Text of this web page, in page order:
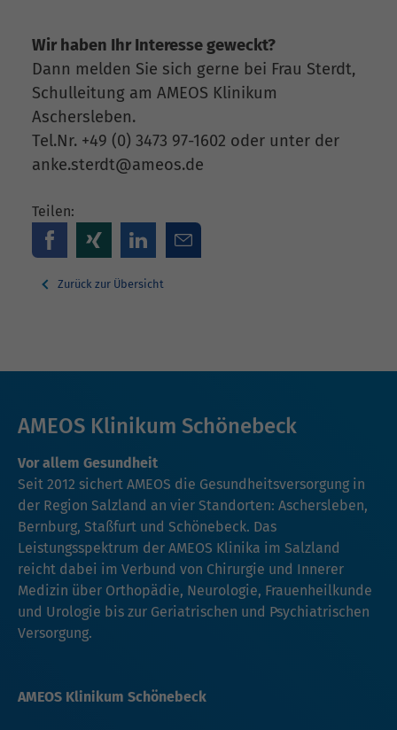
Wir haben Ihr Interesse geweckt?
Dann melden Sie sich gerne bei Frau Sterdt,
Schulleitung am AMEOS Klinikum
Aschersleben.
Tel.Nr. +49 (0) 3473 97-1602 oder unter der
anke.sterdt@ameos.de
Teilen:
Zurück zur Übersicht
AMEOS Klinikum Schönebeck
Vor allem Gesundheit
Seit 2012 sichert AMEOS die Gesundheitsversorgung in
der Region Salzland an vier Standorten: Aschersleben,
Bernburg, Staßfurt und Schönebeck. Das
Leistungsspektrum der AMEOS Klinika im Salzland
reicht dabei im Verbund von Chirurgie und Innerer
Medizin über Orthopädie, Neurologie, Frauenheilkunde
und Urologie bis zur Geriatrischen und Psychiatrischen
Versorgung.
AMEOS Klinikum Schönebeck